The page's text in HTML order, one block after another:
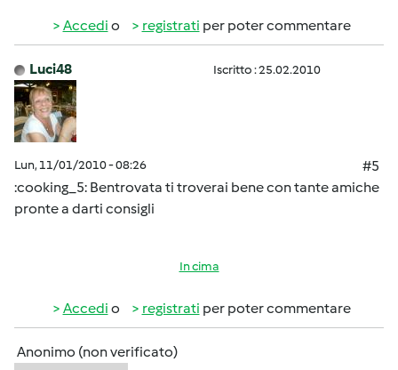
Accedi o registrati per poter commentare
Luci48 Iscritto : 25.02.2010
Lun, 11/01/2010 - 08:26
#5
:cooking_5: Bentrovata ti troverai bene con tante amiche
pronte a darti consigli
In cima
Accedi o registrati per poter commentare
Anonimo (non verificato)